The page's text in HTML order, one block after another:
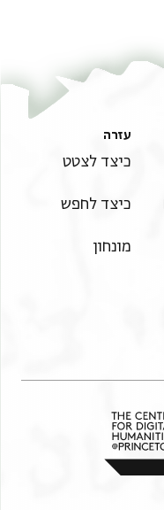
עזרה
כיצד לצטט
כיצד לחפש
מונחון